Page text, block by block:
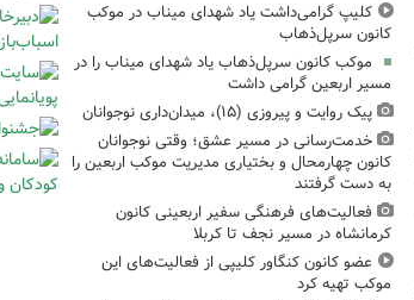
کلیپ گرامی‌داشت یاد شهدای میناب در موکب
کانون سرپل‌ذهاب
موکب کانون سرپل‌ذهاب یاد شهدای میناب را در
مسیر اربعین گرامی داشت
پیک روایت و پیروزی (۱۵)، میدان‌داری نوجوانان
خدمت‌رسانی در مسیر عشق؛ وقتی نوجوانان
کانون چهارمحال و بختیاری مدیریت موکب اربعین را
به دست گرفتند
فعالیت‌های فرهنگی سفیر اربعینی کانون
کرمانشاه در مسیر نجف تا کربلا
عضو کانون کنگاور کلیپی از فعالیت‌های این
موکب تهیه کرد